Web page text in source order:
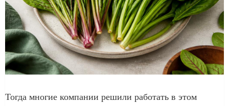
Тогда многие компании решили работать в этом